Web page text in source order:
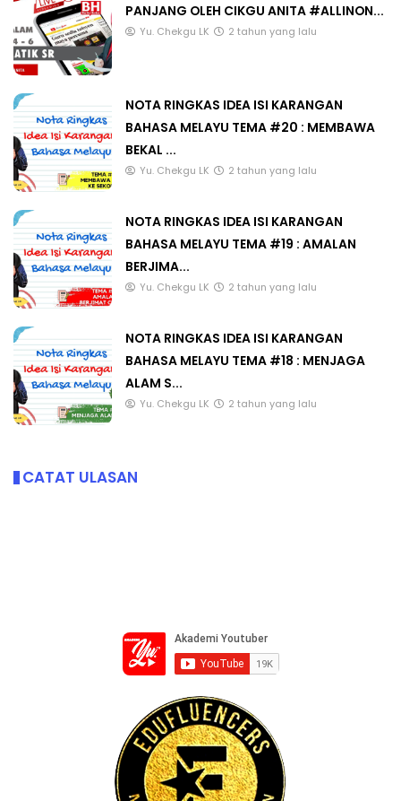
PANJANG OLEH CIKGU ANITA #ALLINON...
Yu. Chekgu LK 2 tahun yang lalu
NOTA RINGKAS IDEA ISI KARANGAN
BAHASA MELAYU TEMA #20 : MEMBAWA
BEKAL ...
Yu. Chekgu LK 2 tahun yang lalu
NOTA RINGKAS IDEA ISI KARANGAN
BAHASA MELAYU TEMA #19 : AMALAN
BERJIMA...
Yu. Chekgu LK 2 tahun yang lalu
NOTA RINGKAS IDEA ISI KARANGAN
BAHASA MELAYU TEMA #18 : MENJAGA
ALAM S...
Yu. Chekgu LK 2 tahun yang lalu
CATAT ULASAN